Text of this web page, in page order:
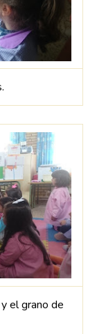
el grano de